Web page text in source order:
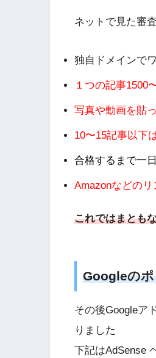
ネットで見た審
独自ドメインで
１つの記事1500
写真や動画を貼
10〜15記事以下
合格するまで一
Amazonなどの
これではまとも
Googleの
その後Googleア
りました
下記はAdSense